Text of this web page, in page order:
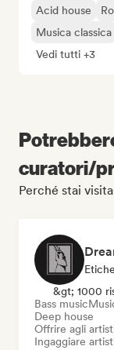
Acid house
Musica classica
Vedi tutti +3
curatori/
Perché stai
&gt; 1000
Bass music
Deep house
Offrire agli
Ingaggiare